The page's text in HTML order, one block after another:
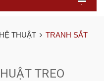
.
THUẬT
TRANH SẮT
TREO